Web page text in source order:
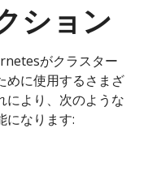
ション
がクラスター
めに使用するさまざ
により、次のような
になります: